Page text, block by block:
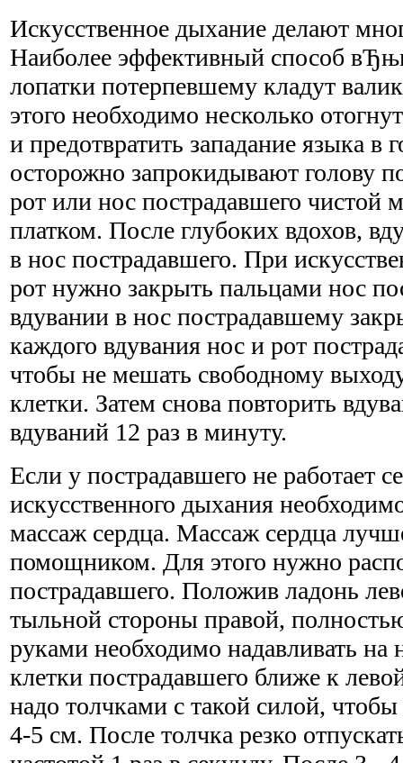
Искусственное дыхание делают
Наиболее эффективный способ
лопатки потерпевшему кладут
этого необходимо несколько
и предотвратить западание языка в
осторожно запрокидывают голову
рот или нос пострадавшего чистой
платком. После глубоких вдохов,
в нос пострадавшего. При
рот нужно закрыть пальцами нос
вдувании в нос пострадавшему
каждого вдувания нос и рот
чтобы не мешать свободному
клетки. Затем снова повторить
вдуваний 12 раз в минуту.
Если у пострадавшего не работает
искусственного дыхания
массаж сердца. Массаж сердца
помощником. Для этого нужно
пострадавшего. Положив ладонь
тыльной стороны правой,
руками необходимо надавливать
клетки пострадавшего ближе к
надо толчками с такой силой,
4-5 см. После толчка резко